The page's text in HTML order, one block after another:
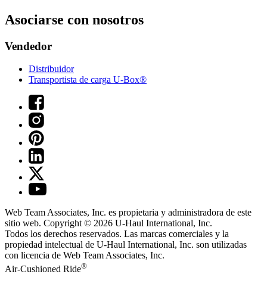
Asociarse con nosotros
Vendedor
Distribuidor
Transportista de carga U-Box®
Web Team Associates, Inc. es propietaria y administradora de este
sitio web. Copyright © 2026 U-Haul International, Inc.
Todos los derechos reservados. Las marcas comerciales y la
propiedad intelectual de U-Haul International, Inc. son utilizadas
con licencia de Web Team Associates, Inc.
Air-Cushioned Ride®